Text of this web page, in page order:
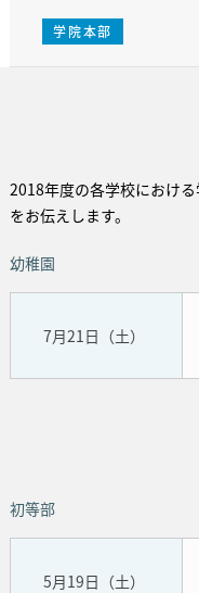
学院本部
2018年度の各学校におけ
をお伝えします。
幼稚園
7月21日（土）
初等部
5月19日（土）